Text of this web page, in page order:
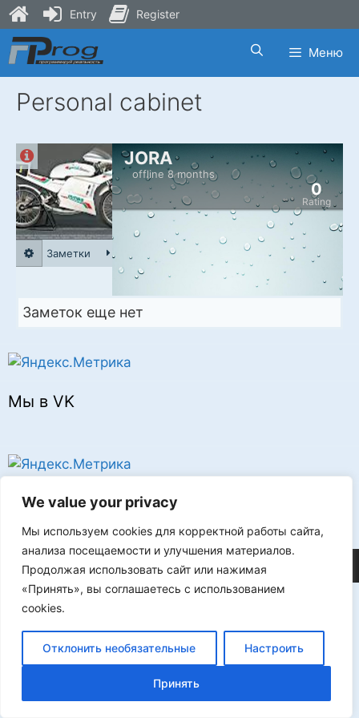
We value your privacy
Мы используем cookies для корректной работы сайта,
анализа посещаемости и улучшения материалов.
Продолжая использовать сайт или нажимая
«Принять», вы соглашаетесь с использованием
cookies.
Отклонить необязательные Настроить
Принять
Skip
to
content
Меню
Personal cabinet
JORA
offline 8 months
Rating
0
Заметки
Заметок еще нет
Мы в VK
Реклама
©2026 FLProg
Entry Register